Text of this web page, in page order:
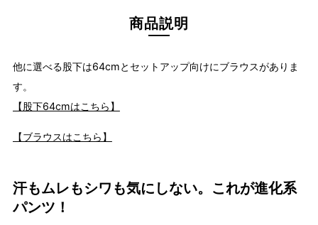
商品説明
他に選べる股下は64cmとセットアップ向けにブラウスがありま
す。
【股下64cmはこちら】
【ブラウスはこちら】
汗もムレもシワも気にしない。これが進化系
パンツ！